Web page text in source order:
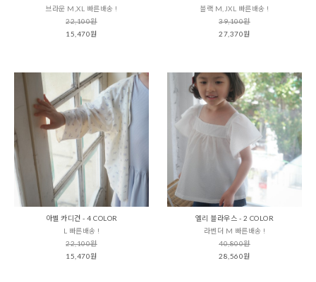
브라운 M,XL 빠른배송 !
22,100원
15,470원
블랙 M,JXL 빠른배송 !
39,100원
27,370원
아벨 카디건 - 4 COLOR
L 빠른배송 !
22,100원
15,470원
엘리 블라우스 - 2 COLOR
라벤더 M 빠른배송 !
40,800원
28,560원